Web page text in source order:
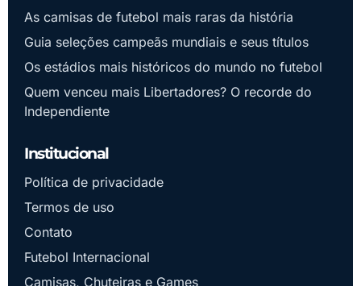
As camisas de futebol mais raras da história
Guia seleções campeãs mundiais e seus títulos
Os estádios mais históricos do mundo no futebol
Quem venceu mais Libertadores? O recorde do
Independiente
Institucional
Política de privacidade
Termos de uso
Contato
Futebol Internacional
Camisas, Chuteiras e Games